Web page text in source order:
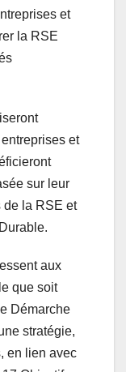
et
la RSE
et
sur leur
de la RSE et
aux
que soit
Démarche
stratégie,
en lien avec